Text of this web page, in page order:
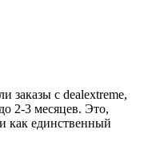
заказы с dealextreme,
2-3 месяцев. Это,
как единственный